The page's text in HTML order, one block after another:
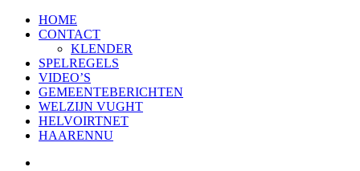
HOME
CONTACT
KLENDER
SPELREGELS
VIDEO’S
GEMEENTEBERICHTEN
WELZIJN VUGHT
HELVOIRTNET
HAARENNU